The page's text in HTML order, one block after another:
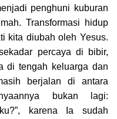
penghuni kuburan
Transformasi hidup
kita diubah oleh Yesus.
percaya di bibir,
di tengah keluarga dan
berjalan di antara
bukan lagi:
karena Ia sudah